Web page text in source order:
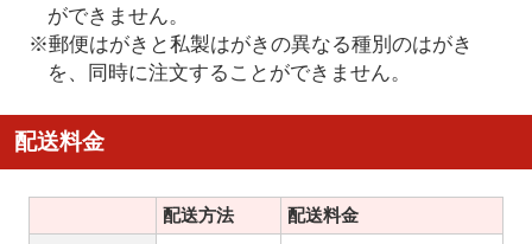
ができません。
※郵便はがきと私製はがきの異なる種別のはがき
を、同時に注文することができません。
配送料金
配送方法 配送料金